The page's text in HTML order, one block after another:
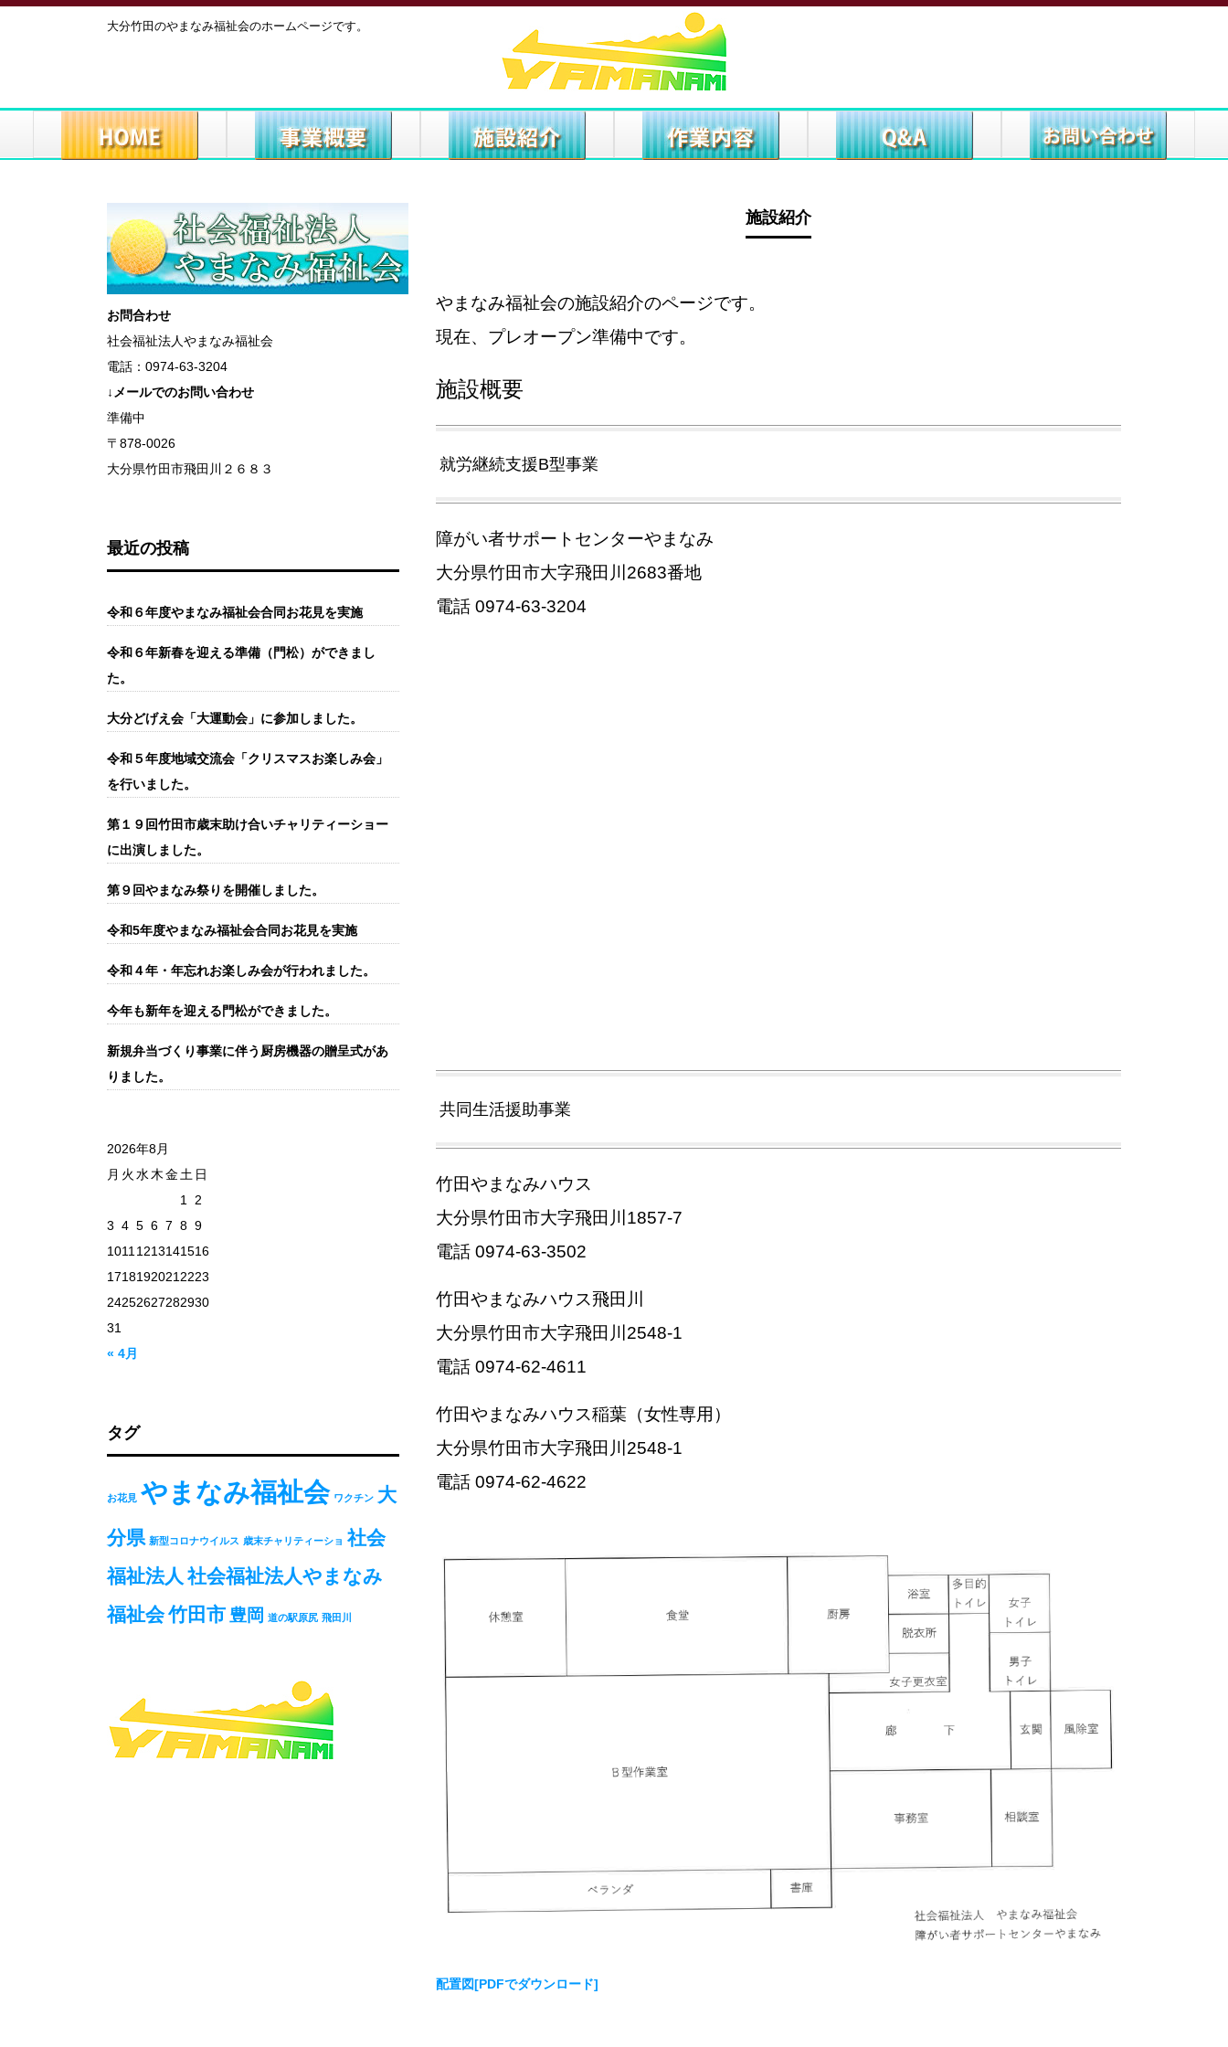
大分竹田のやまなみ福祉会のホームページです。
施設紹介
やまなみ福祉会の施設紹介のページです。
現在、プレオープン準備中です。
施設概要
就労継続支援B型事業
障がい者サポートセンターやまなみ
大分県竹田市大字飛田川2683番地
電話 0974-63-3204
共同生活援助事業
竹田やまなみハウス
大分県竹田市大字飛田川1857-7
電話 0974-63-3502
竹田やまなみハウス飛田川
大分県竹田市大字飛田川2548-1
電話 0974-62-4611
竹田やまなみハウス稲葉（女性専用）
大分県竹田市大字飛田川2548-1
電話 0974-62-4622
配置図[PDFでダウンロード]
お問合わせ
社会福祉法人やまなみ福祉会
電話：0974-63-3204
↓メールでのお問い合わせ
準備中
〒878-0026
大分県竹田市飛田川２６８３
最近の投稿
令和６年度やまなみ福祉会合同お花見を実施
令和６年新春を迎える準備（門松）ができまし
た。
大分どげえ会「大運動会」に参加しました。
令和５年度地域交流会「クリスマスお楽しみ会」
を行いました。
第１９回竹田市歳末助け合いチャリティーショー
に出演しました。
第９回やまなみ祭りを開催しました。
令和5年度やまなみ福祉会合同お花見を実施
令和４年・年忘れお楽しみ会が行われました。
今年も新年を迎える門松ができました。
新規弁当づくり事業に伴う厨房機器の贈呈式があ
りました。
2026年8月
月 火 水 木金 土 日
1
2
3 4 5 6 7 8 9
1011 1213141516
1718192021 2223
24252627282930
31
« 4月
タグ
お花見 やまなみ福祉会 ワクチン 大
分県 新型コロナウイルス 歳末チャリティーショ 社会
福祉法人 社会福祉法人やまなみ
福祉会竹田市 豊岡 道の駅原尻 飛田川